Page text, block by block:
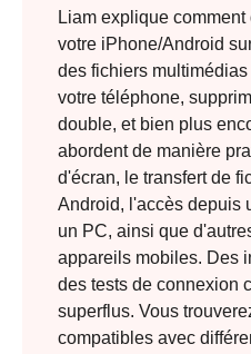
Liam explique
votre iPhone/Android
des fichiers
votre téléphone,
double, et bien plus
abordent de manière
d'écran, le transfert de
Android, l'accès depuis
un PC, ainsi que
appareils mobiles. Des
des tests de connexion
superflus. Vous
compatibles avec